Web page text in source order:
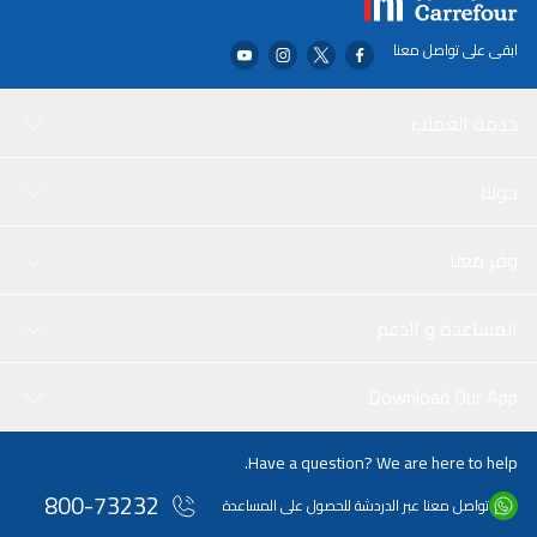
الفيروسات على ضمان تجربة رقمية أكثر أمانًا وحماية.
ابقى على تواصل معنا
Have a question? We are here to help.
تواصل معنا عبر الدردشة للحصول على المساعدة 800-73232